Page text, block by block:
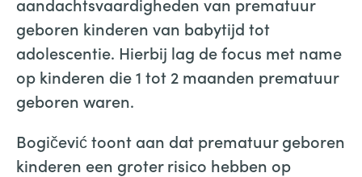
geboren kinderen van babytijd tot
adolescentie. Hierbij lag de focus met name
op kinderen die 1 tot 2 maanden prematuur
geboren waren.
Bogičević toont aan dat prematuur geboren
kinderen een groter risico hebben op